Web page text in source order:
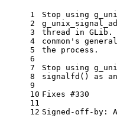
1
2
3
4
5
6
7
8
9
10
11
12
Stop using
thread in
conmon's
the process.
Stop using
signalfd() as
Fixes #330
Signed-off-by: